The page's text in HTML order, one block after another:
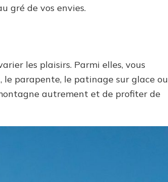
gré de vos envies.
les plaisirs. Parmi elles, vous
parapente, le patinage sur glace ou
autrement et de profiter de